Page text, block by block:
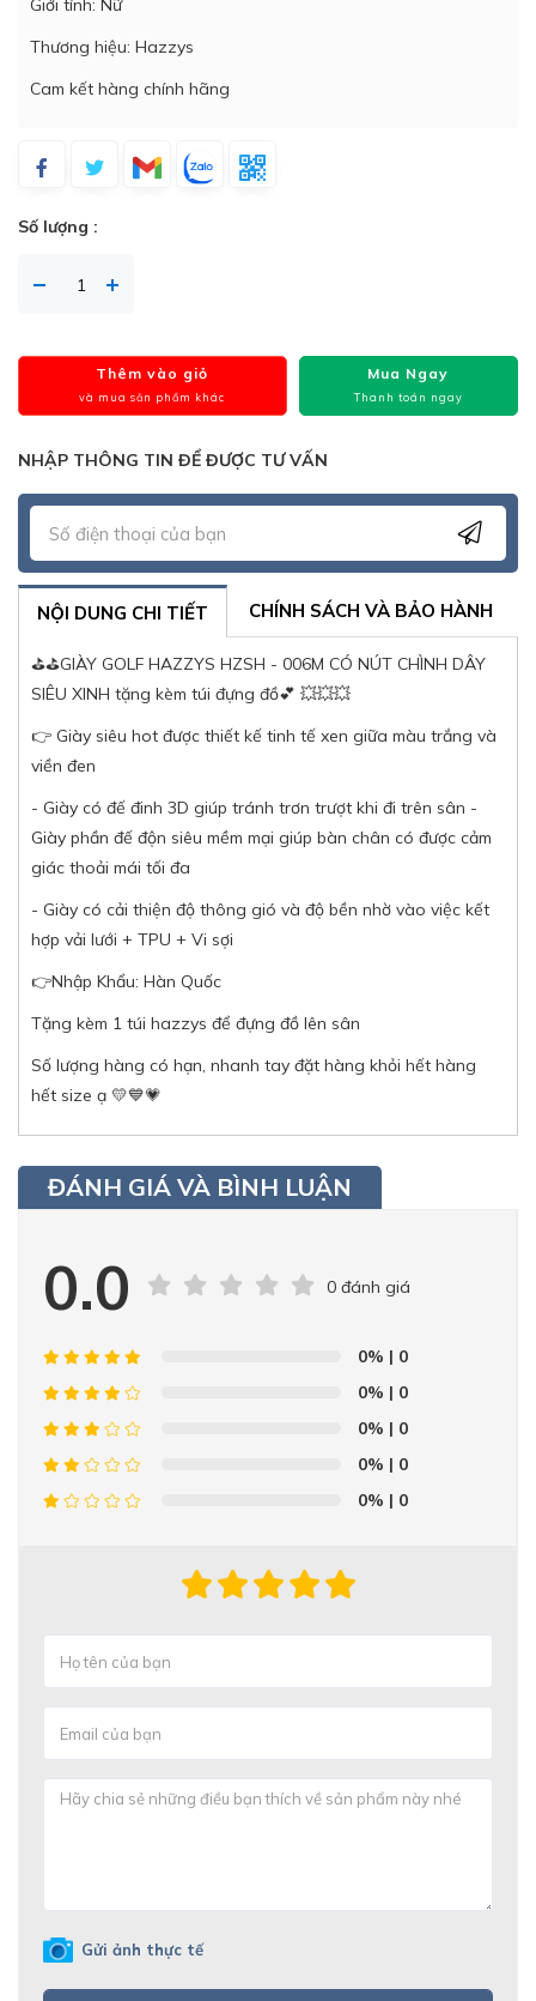
Giới tính: Nữ
Thương hiệu: Hazzys
Cam kết hàng chính hãng
Số lượng :
Thêm vào giỏ
và mua sản phẩm khác
Mua Ngay
Thanh toán ngay
NHẬP THÔNG TIN ĐỂ ĐƯỢC TƯ VẤN
NỘI DUNG CHI TIẾT CHÍNH SÁCH VÀ BẢO HÀNH
⛳⛳GIÀY GOLF HAZZYS HZSH - 006M CÓ NÚT CHÌNH DÂY
SIÊU XINH tặng kèm túi đựng đồ💕 💥💥💥
👉 Giày siêu hot được thiết kế tinh tế xen giữa màu trắng và
viền đen
- Giày có đế đinh 3D giúp tránh trơn trượt khi đi trên sân -
Giày phần đế độn siêu mềm mại giúp bàn chân có được cảm
giác thoải mái tối đa
- Giày có cải thiện độ thông gió và độ bền nhờ vào việc kết
hợp vải lưới + TPU + Vi sợi
👉Nhập Khẩu: Hàn Quốc
Tặng kèm 1 túi hazzys để đựng đồ lên sân
Số lượng hàng có hạn, nhanh tay đặt hàng khỏi hết hàng
hết size ạ 💛💙💗
ĐÁNH GIÁ VÀ BÌNH LUẬN
0.0 0 đánh giá
0% | 0
0% | 0
0% | 0
0% | 0
0% | 0
Gửi ảnh thực tế